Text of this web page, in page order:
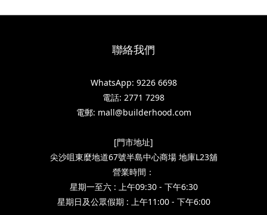
聯絡我們
WhatsApp: 9226 6698
電話: 2771 7298
電郵: mall@builderhood.com
[門市地址]
尖沙咀東麼地道67號半島中心商場 地庫L23舖
營業時間：
星期一至六 : 上午09:30 - 下午6:30
星期日及公眾假期 : 上午11:00 - 下午6:00